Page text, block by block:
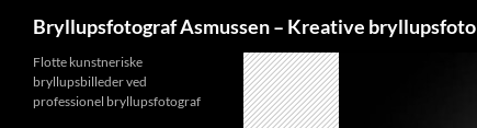
Bryllupsfotograf Asmussen – Kreative bryllupsfoto
Flotte kunstneriske
bryllupsbilleder ved
professionel bryllupsfotograf